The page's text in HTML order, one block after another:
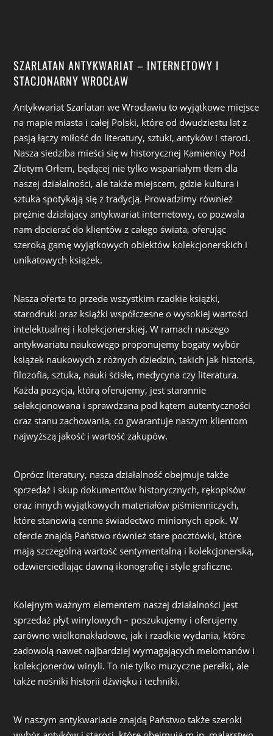
SZARLATAN ANTYKWARIAT – INTERNETOWY I
STACJONARNY WROCŁAW
Antykwariat Szarlatan we Wrocławiu to wyjątkowe miejsce
na mapie miasta i całej Polski, które od dwudziestu lat z
pasją łączy miłość do literatury, sztuki, antyków i staroci.
Nasza siedziba mieści się w historycznej Kamienicy Pod
Złotym Orłem, będącej nie tylko wspaniałym tłem dla
naszej działalności, ale także miejscem, gdzie kultura i
sztuka spotykają się z tradycją. Prowadzimy również
prężnie działający antykwariat internetowy, co pozwala
nam docierać do klientów z całego świata, oferując
szeroką gamę wyjątkowych obiektów kolekcjonerskich i
unikatowych książek.
Nasza oferta to przede wszystkim rzadkie książki,
starodruki oraz książki współczesne o wysokiej wartości
intelektualnej i kolekcjonerskiej. W ramach naszego
antykwariatu naukowego proponujemy bogaty wybór
książek naukowych z różnych dziedzin, takich jak historia,
filozofia, sztuka, nauki ścisłe, medycyna czy literatura.
Każda pozycja, którą oferujemy, jest starannie
selekcjonowana i sprawdzana pod kątem autentyczności
oraz stanu zachowania, co gwarantuje naszym klientom
najwyższą jakość i wartość zakupów.
Oprócz literatury, nasza działalność obejmuje także
sprzedaż i skup dokumentów historycznych, rękopisów
oraz innych wyjątkowych materiałów piśmienniczych,
które stanowią cenne świadectwo minionych epok. W
ofercie znajdą Państwo również stare pocztówki, które
mają szczególną wartość sentymentalną i kolekcjonerską,
odzwierciedlając dawną ikonografię i style graficzne.
Kolejnym ważnym elementem naszej działalności jest
sprzedaż płyt winylowych – poszukujemy i oferujemy
zarówno wielkonakładowe, jak i rzadkie wydania, które
zadowolą nawet najbardziej wymagających melomanów i
kolekcjonerów winyli. To nie tylko muzyczne perełki, ale
także nośniki historii dźwięku i techniki.
W naszym antykwariacie znajdą Państwo także szeroki